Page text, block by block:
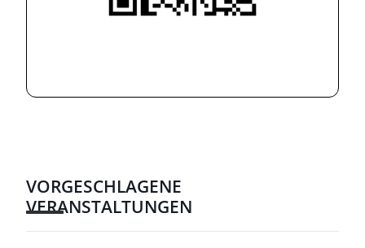
VORGESCHLAGENE
VERANSTALTUNGEN